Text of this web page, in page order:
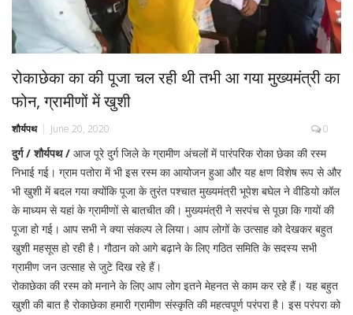
रोकाछेका का की पूजा चल रही थी तभी आ गया मुख्यमंत्री का
फोन, ग्रामीणों में खुशी
शौर्यपथ June 20, 2020 0
दुर्ग / शौर्यपथ / आज पूरे दुर्ग जिले के ग्रामीण अंचलों में पारंपरिक रोका छेका की रस्म
निभाई गई। ग्राम पतोरा में भी इस रस्म का आयोजन हुआ और यह क्षण विशेष रूप से और
भी खुशी में बदल गया क्योंकि पूजा के तुरंत पश्चात मुख्यमंत्री भूपेश बघेल ने वीडियो कॉल
के माध्यम से यहां के ग्रामीणों से बातचीत की। मुख्यमंत्री ने सरपंच से पूछा कि गायों की
पूजा हो गई। आप सभी ने क्या संकल्प ले लिया। आप लोगों के उत्साह को देखकर बहुत
खुशी महसूस हो रही है। गौठान को आगे बढ़ाने के लिए गठित समिति के सदस्य सभी
ग्रामीण जन उत्साह से जुटे दिख रहे हैं।
रोकाछेका की रस्म को मनाने के लिए आप लोग इतने मेहनत से काम कर रहे हैं। यह बहुत
खुशी की बात है रोकाछेका हमारी ग्रामीण संस्कृति की महत्वपूर्ण परंपरा है। इस परंपरा को